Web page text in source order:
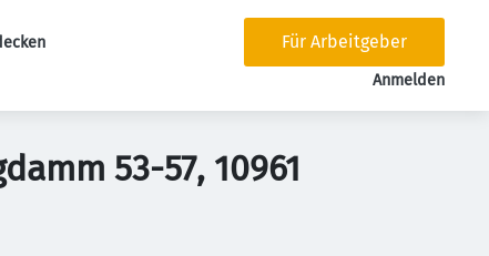
Für Arbeitgeber
Anmelden
53-57, 10961